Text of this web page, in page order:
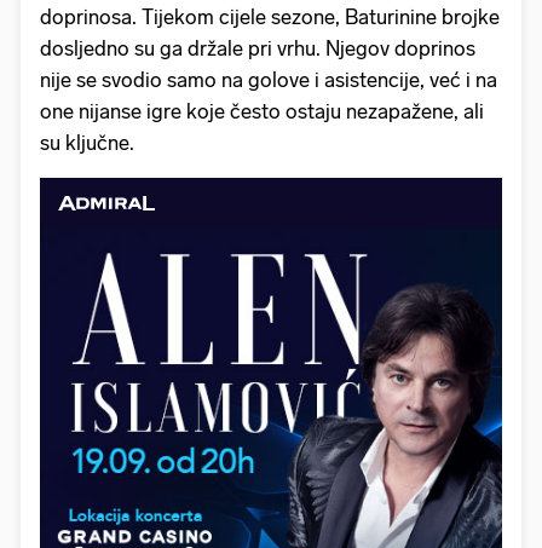
doprinosa. Tijekom cijele sezone, Baturinine brojke
dosljedno su ga držale pri vrhu. Njegov doprinos
nije se svodio samo na golove i asistencije, već i na
one nijanse igre koje često ostaju nezapažene, ali
su ključne.